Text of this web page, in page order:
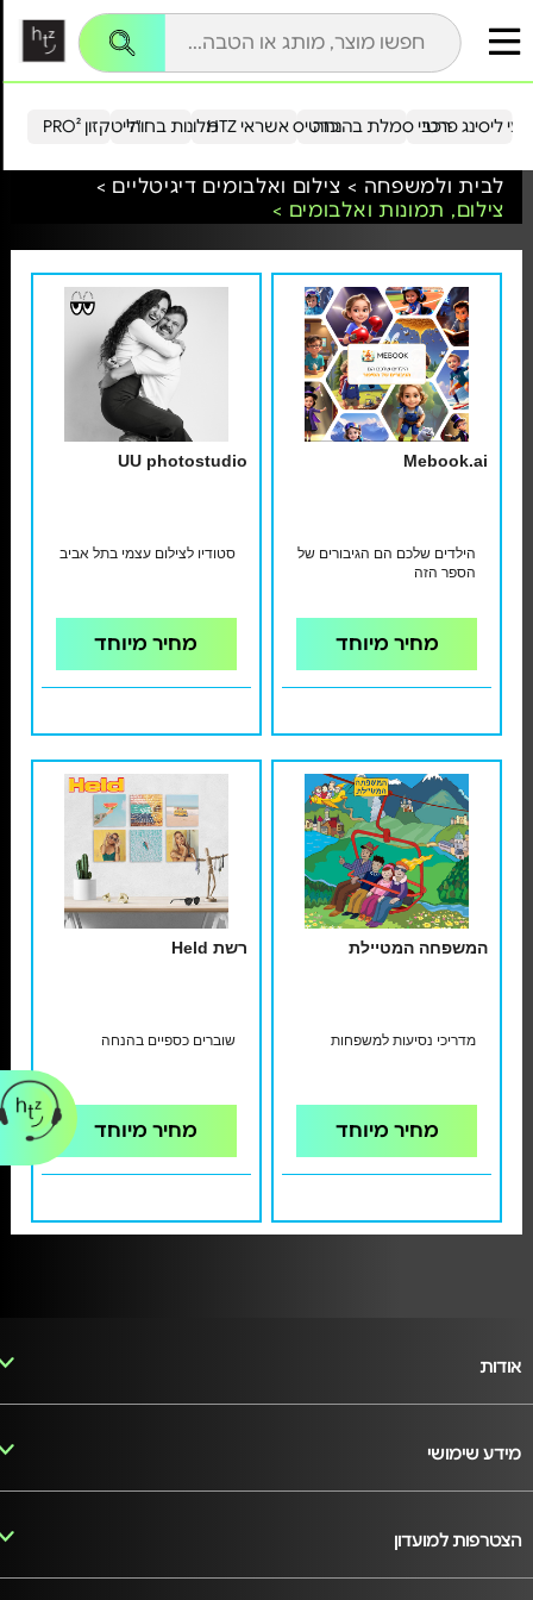
הייטקזון PRO²מלונות בחו"ל כרטיס אשראי HTZ ליסינג פרטירכבי סמלת בהנחה
לבית ולמשפחה > צילום ואלבומים דיגיטליים >
צילום, תמונות ואלבומים >
Mebook.ai
הילדים שלכם הם הגיבורים של
הספר הזה
מחיר מיוחד
UU photostudio
סטודיו לצילום עצמי בתל אביב
מחיר מיוחד
המשפחה המטיילת
מדריכי נסיעות למשפחות
מחיר מיוחד
רשת Held
שוברים כספיים בהנחה
מחיר מיוחד
אודות
מידע שימושי
הצטרפות למועדון